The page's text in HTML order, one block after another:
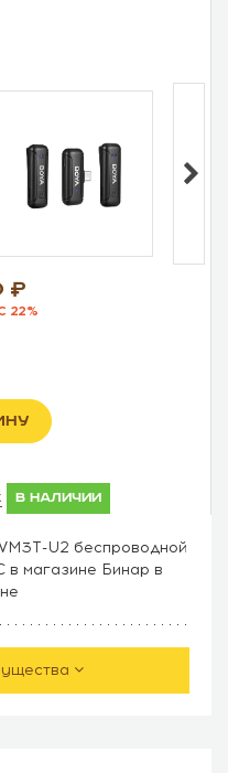
22%
в наличии
U2 беспроводной
в магазине Бинар в